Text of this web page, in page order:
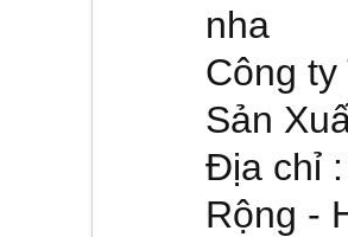
nha
Công
Sản
Địa chỉ
Rộng -